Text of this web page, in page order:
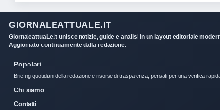
GIORNALEATTUALE.IT
GiornaleattuaLe.it unisce notizie, guide e analisi in un layout editoriale
Aggiornato continuamente dalla redazione.
Popolari
Briefing quotidiani della redazione e risorse di trasparenza, pensati per una verifica
Chi siamo
Contatti